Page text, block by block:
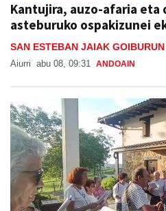
Kantujira, auzo-afaria eta
asteburuko ospakizunei
SAN ESTEBAN JAIAK
Aiurri abu 08, 09:31 ANDOAIN